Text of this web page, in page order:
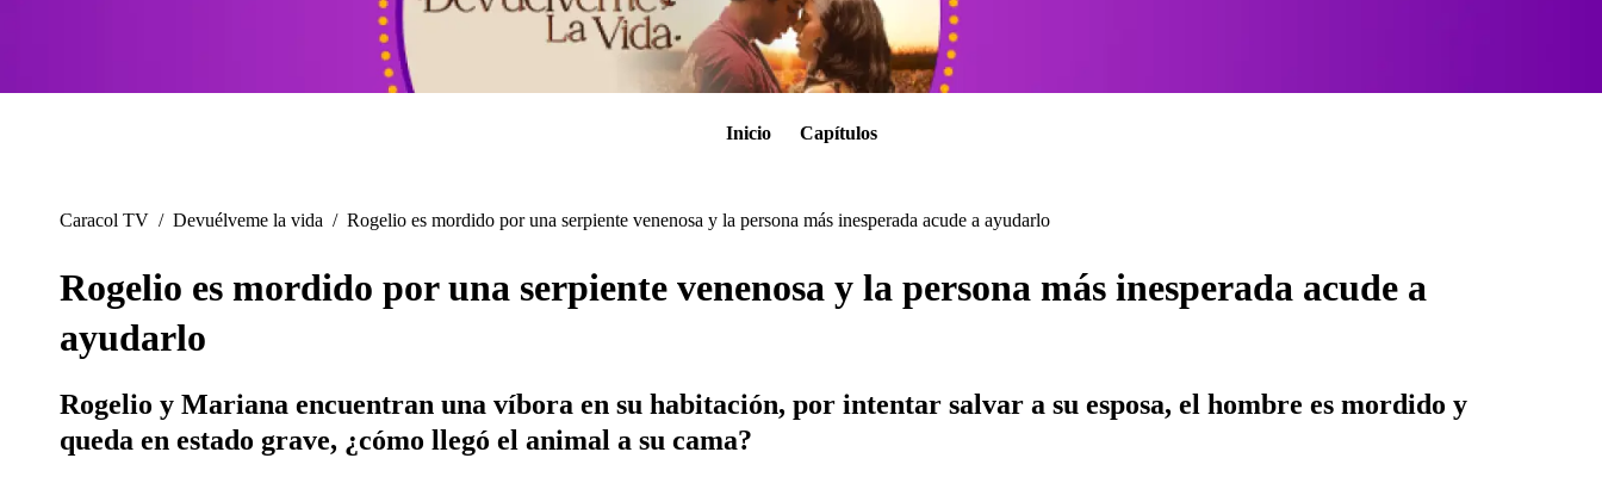
Inicio Capítulos
Caracol TV / Devuélveme la vida / Rogelio es mordido por una serpiente venenosa y la persona más inesperada acude a ayudarlo
Rogelio es mordido por una serpiente venenosa y la persona más inesperada acude a
ayudarlo
Rogelio y Mariana encuentran una víbora en su habitación, por intentar salvar a su esposa, el hombre es mordido y
queda en estado grave, ¿cómo llegó el animal a su cama?